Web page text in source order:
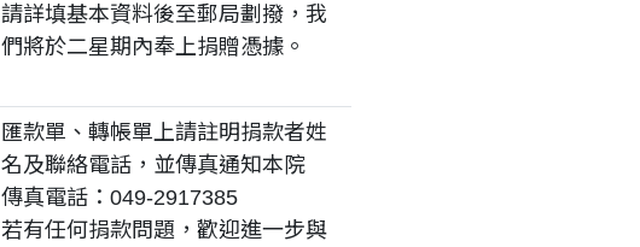
請詳填基本資料後至郵局劃撥，我
們將於二星期內奉上捐贈憑據。
匯款單、轉帳單上請註明捐款者姓
名及聯絡電話，並傳真通知本院
傳真電話：049-2917385
若有任何捐款問題，歡迎進一步與